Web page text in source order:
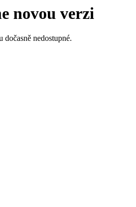
novou verzi
dočasně nedostupné.